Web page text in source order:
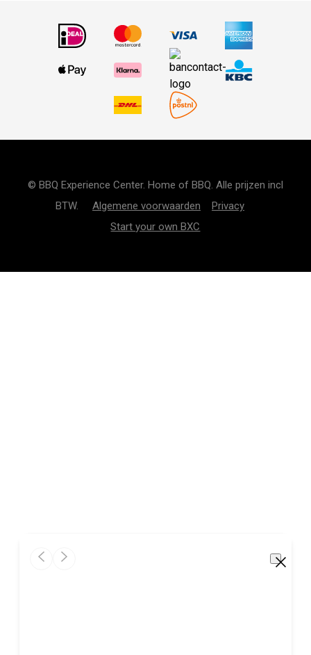
© BBQ Experience Center. Home of BBQ. Alle prijzen incl
BTW. Algemene voorwaarden
Privacy
Start your own BXC